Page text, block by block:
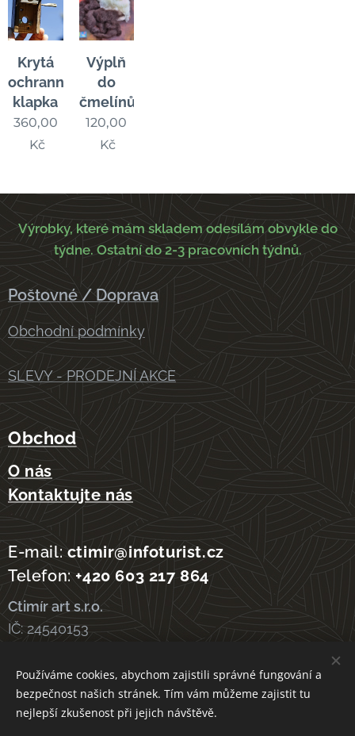
Krytá
ochranná
klapka
360,00
Kč
Výplň
do
čmelínů
120,00
Kč
Výrobky, které mám skladem odesílám obvykle do
týdne. Ostatní do 2-3 pracovních týdnů.
Poštovné / Doprava
Obchodní podmínky
SLEVY - PRODEJNÍ AKCE
Obchod
O nás
Kontaktujte nás
E-mail: ctimir@infoturist.cz
Telefon: +420 603 217 864
Ctimír art s.r.o.
IČ: 24540153
Cookies
Používáme cookies, abychom zajistili správné fungování a
bezpečnost našich stránek. Tím vám můžeme zajistit tu
nejlepší zkušenost při jejich návštěvě.